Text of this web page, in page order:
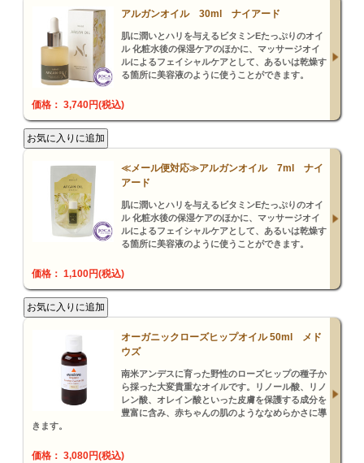
アルガンオイル 30ml ナイアード
肌に潤いとハリを与えるビタミンEたっぷりのオイ
ル 化粧水後の保湿ケアのほかに、マッサージオイ
ルによるフェイシャルケアとして、あるいは乾燥す
る箇所に美容液のように使うことができます。
価格： 3,740円(税込)
≪メール便対応≫アルガンオイル 7ml ナイ
アード
肌に潤いとハリを与えるビタミンEたっぷりのオイ
ル 化粧水後の保湿ケアのほかに、マッサージオイ
ルによるフェイシャルケアとして、あるいは乾燥す
る箇所に美容液のように使うことができます。
価格： 1,100円(税込)
オーガニックローズヒップオイル 50ml メド
ウズ
南米アンデスに育った野性のローズヒップの種子か
ら採った大変貴重なオイルです。リノール酸、リノ
レン酸、オレイン酸といった皮膚を保護する成分を
豊富に含み、赤ちゃんの肌のようななめらかさに導
きます。
価格： 3,080円(税込)